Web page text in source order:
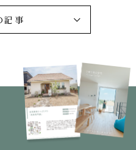
記事